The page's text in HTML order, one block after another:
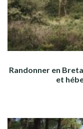
Randonner en
et